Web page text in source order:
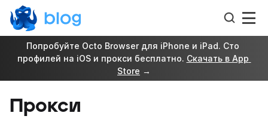
Попробуйте Octo Browser для iPhone и iPad. Сто
профилей на iOS и прокси бесплатно. Скачать в App
Store →
Прокси